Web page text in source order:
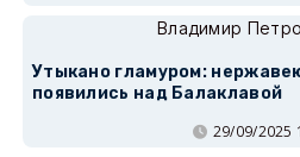
Владимир
Утыкано гламуром:
появились над Балаклавой
29/09/2025